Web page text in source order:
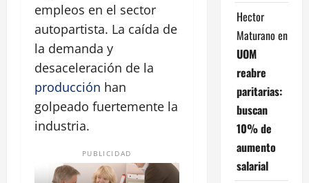
empleos en el sector
autopartista. La caída de
la demanda y
desaceleración de la
producción han
golpeado fuertemente la
industria.
PUBLICIDAD
Hector
Maturano en
UOM
reabre
paritarias:
buscan
10% de
aumento
salarial